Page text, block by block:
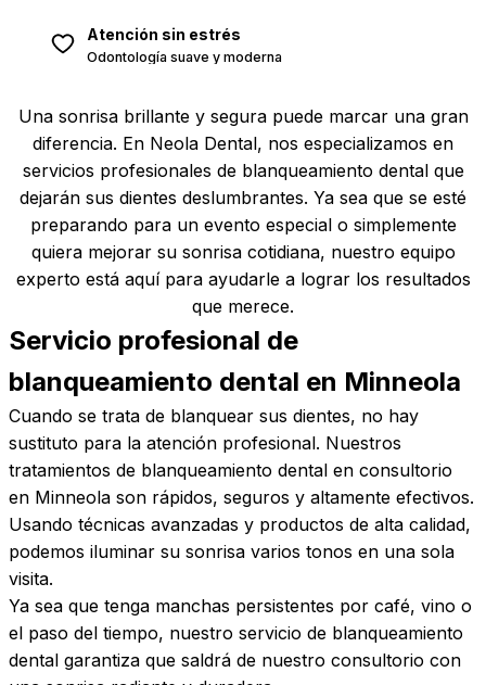
Atención sin estrés
Odontología suave y moderna
Una sonrisa brillante y segura puede marcar una gran
diferencia. En Neola Dental, nos especializamos en
servicios profesionales de blanqueamiento dental que
dejarán sus dientes deslumbrantes. Ya sea que se esté
preparando para un evento especial o simplemente
quiera mejorar su sonrisa cotidiana, nuestro equipo
experto está aquí para ayudarle a lograr los resultados
que merece.
Servicio profesional de
blanqueamiento dental en Minneola
Cuando se trata de blanquear sus dientes, no hay
sustituto para la atención profesional. Nuestros
tratamientos de blanqueamiento dental en consultorio
en Minneola son rápidos, seguros y altamente efectivos.
Usando técnicas avanzadas y productos de alta calidad,
podemos iluminar su sonrisa varios tonos en una sola
visita.
Ya sea que tenga manchas persistentes por café, vino o
el paso del tiempo, nuestro servicio de blanqueamiento
dental garantiza que saldrá de nuestro consultorio con